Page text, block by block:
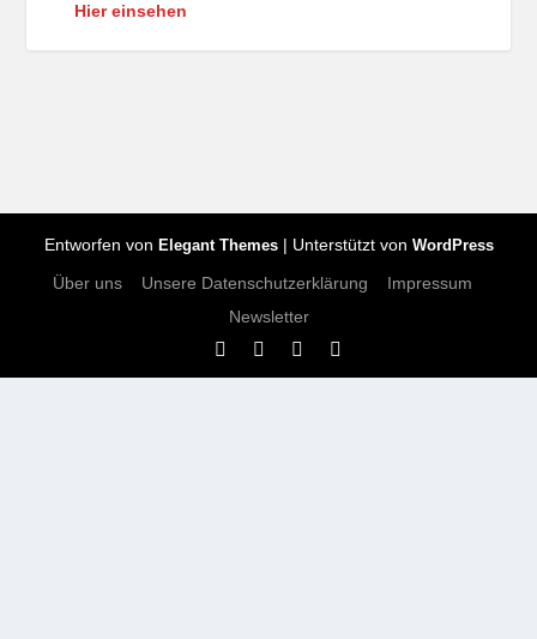
Hier einsehen
Entworfen von Elegant Themes| Unterstützt von WordPress
Über uns Unsere Datenschutzerklärung
Impressum
Newsletter